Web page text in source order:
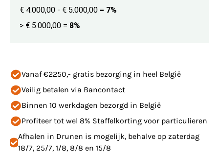
€ 4.000,00 - € 5.000,00 = 7%
> € 5.000,00 = 8%
Vanaf €2250,- gratis bezorging in heel België
Veilig betalen via Bancontact
Binnen 10 werkdagen bezorgd in België
Profiteer tot wel 8% Staffelkorting voor particulieren
Afhalen in Drunen is mogelijk, behalve op zaterdag
18/7, 25/7, 1/8, 8/8 en 15/8